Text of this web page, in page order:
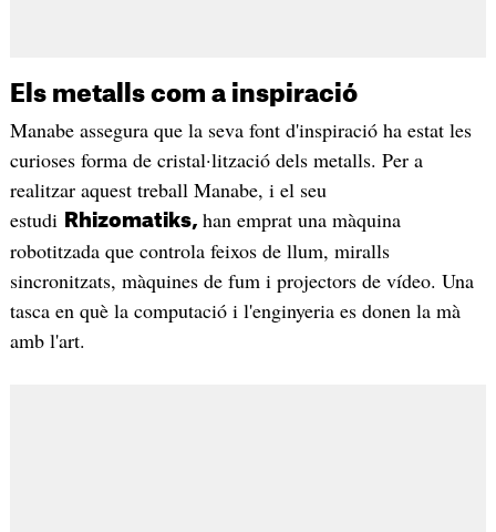
Els metalls com a inspiració
Manabe assegura que la seva font d'inspiració ha estat les
curioses forma de cristal·lització dels metalls. Per a
realitzar aquest treball Manabe, i el seu
estudi
Rhizomatiks, han emprat una màquina
robotitzada que controla feixos de llum, miralls
sincronitzats, màquines de fum i projectors de vídeo. Una
tasca en què la computació i l'enginyeria es donen la mà
amb l'art.